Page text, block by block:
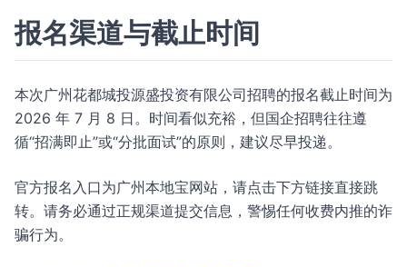
报名渠道与截止时间
本次广州花都城投源盛投资有限公司招聘的报名截止时间为
2026 年 7 月 8 日。时间看似充裕，但国企招聘往往遵
循“招满即止”或“分批面试”的原则，建议尽早投递。
官方报名入口为广州本地宝网站，请点击下方链接直接跳
转。请务必通过正规渠道提交信息，警惕任何收费内推的诈
骗行为。